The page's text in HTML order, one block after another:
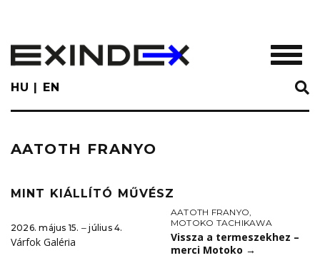
main
content
HU EN
AATOTH FRANYO
MINT KIÁLLÍTÓ MŰVÉSZ
2026. május 15. ‒ július 4.
Várfok Galéria
AATOTH FRANYO,
MOTOKO TACHIKAWA
Vissza a termeszekhez –
merci Motoko →